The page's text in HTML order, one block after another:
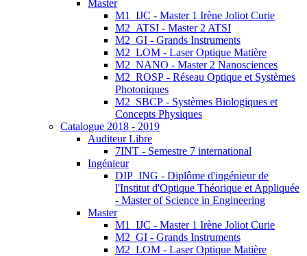
Master
M1_IJC - Master 1 Irène Joliot Curie
M2_ATSI - Master 2 ATSI
M2_GI - Grands Instruments
M2_LOM - Laser Optique Matière
M2_NANO - Master 2 Nanosciences
M2_ROSP - Réseau Optique et Systèmes
Photoniques
M2_SBCP - Systèmes Biologiques et
Concepts Physiques
Catalogue 2018 - 2019
Auditeur Libre
7INT - Semestre 7 international
Ingénieur
DIP_ING - Diplôme d'ingénieur de
l'Institut d'Optique Théorique et Appliquée
- Master of Science in Engineering
Master
M1_IJC - Master 1 Irène Joliot Curie
M2_GI - Grands Instruments
M2_LOM - Laser Optique Matière